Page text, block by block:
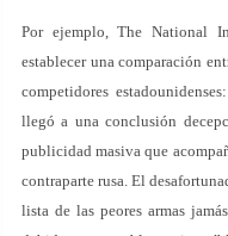
Por ejemplo, The National
establecer una comparación
competidores
llegó a una conclusión
publicidad masiva que
contraparte rusa. El
lista de las peores armas